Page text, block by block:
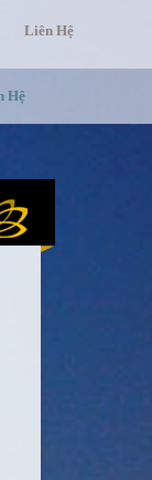
Liên Hệ
Hệ